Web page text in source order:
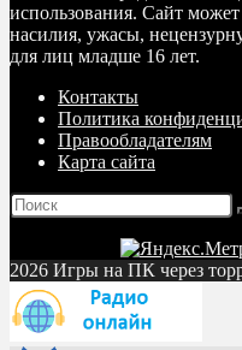
использования. Сайт
насилия, ужасы,
для лиц младше 16 лет.
Контакты
Политика
Правообладателям
Карта сайта
2026 Игры на ПК через